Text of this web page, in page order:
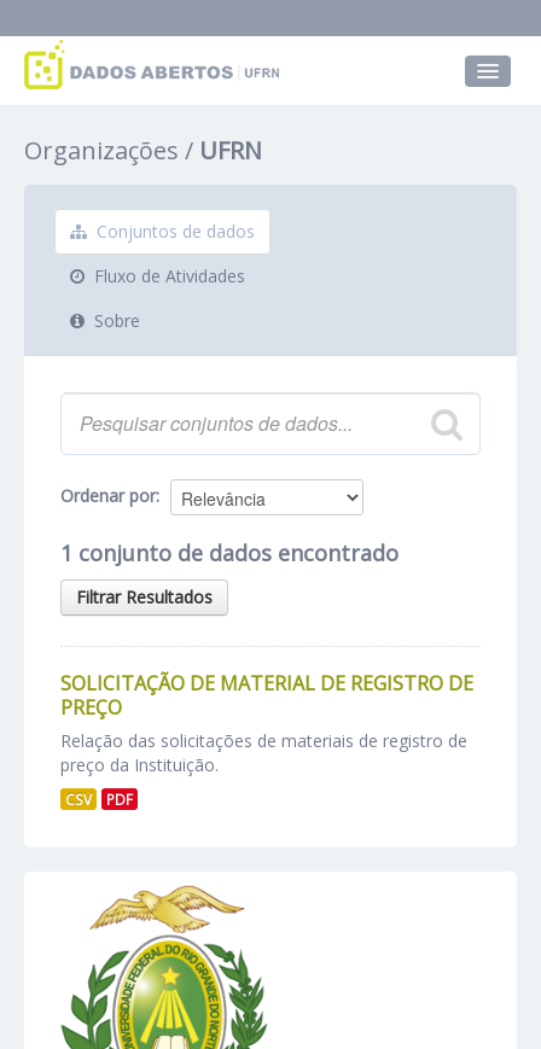
Grupos
Sobre
Organizações UFRN
Conjuntos de dados
Fluxo de Atividades
Sobre
Ordenar por
1 conjunto de dados encontrado
Filtrar Resultados
SOLICITAÇÃO DE MATERIAL DE REGISTRO DE
PREÇO
Relação das solicitações de materiais de registro de
preço da Instituição.
CSV PDF